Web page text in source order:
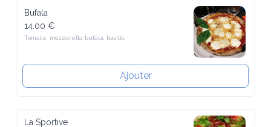
Bufala
14.00 €
Tomate, mozzarella bufala, basilic
Ajouter
La Sportive